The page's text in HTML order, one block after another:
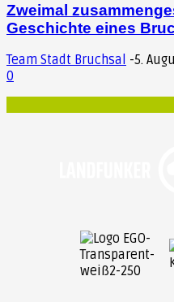
Zweimal
Geschichte eines
Team Stadt Bruchsal -5.
0